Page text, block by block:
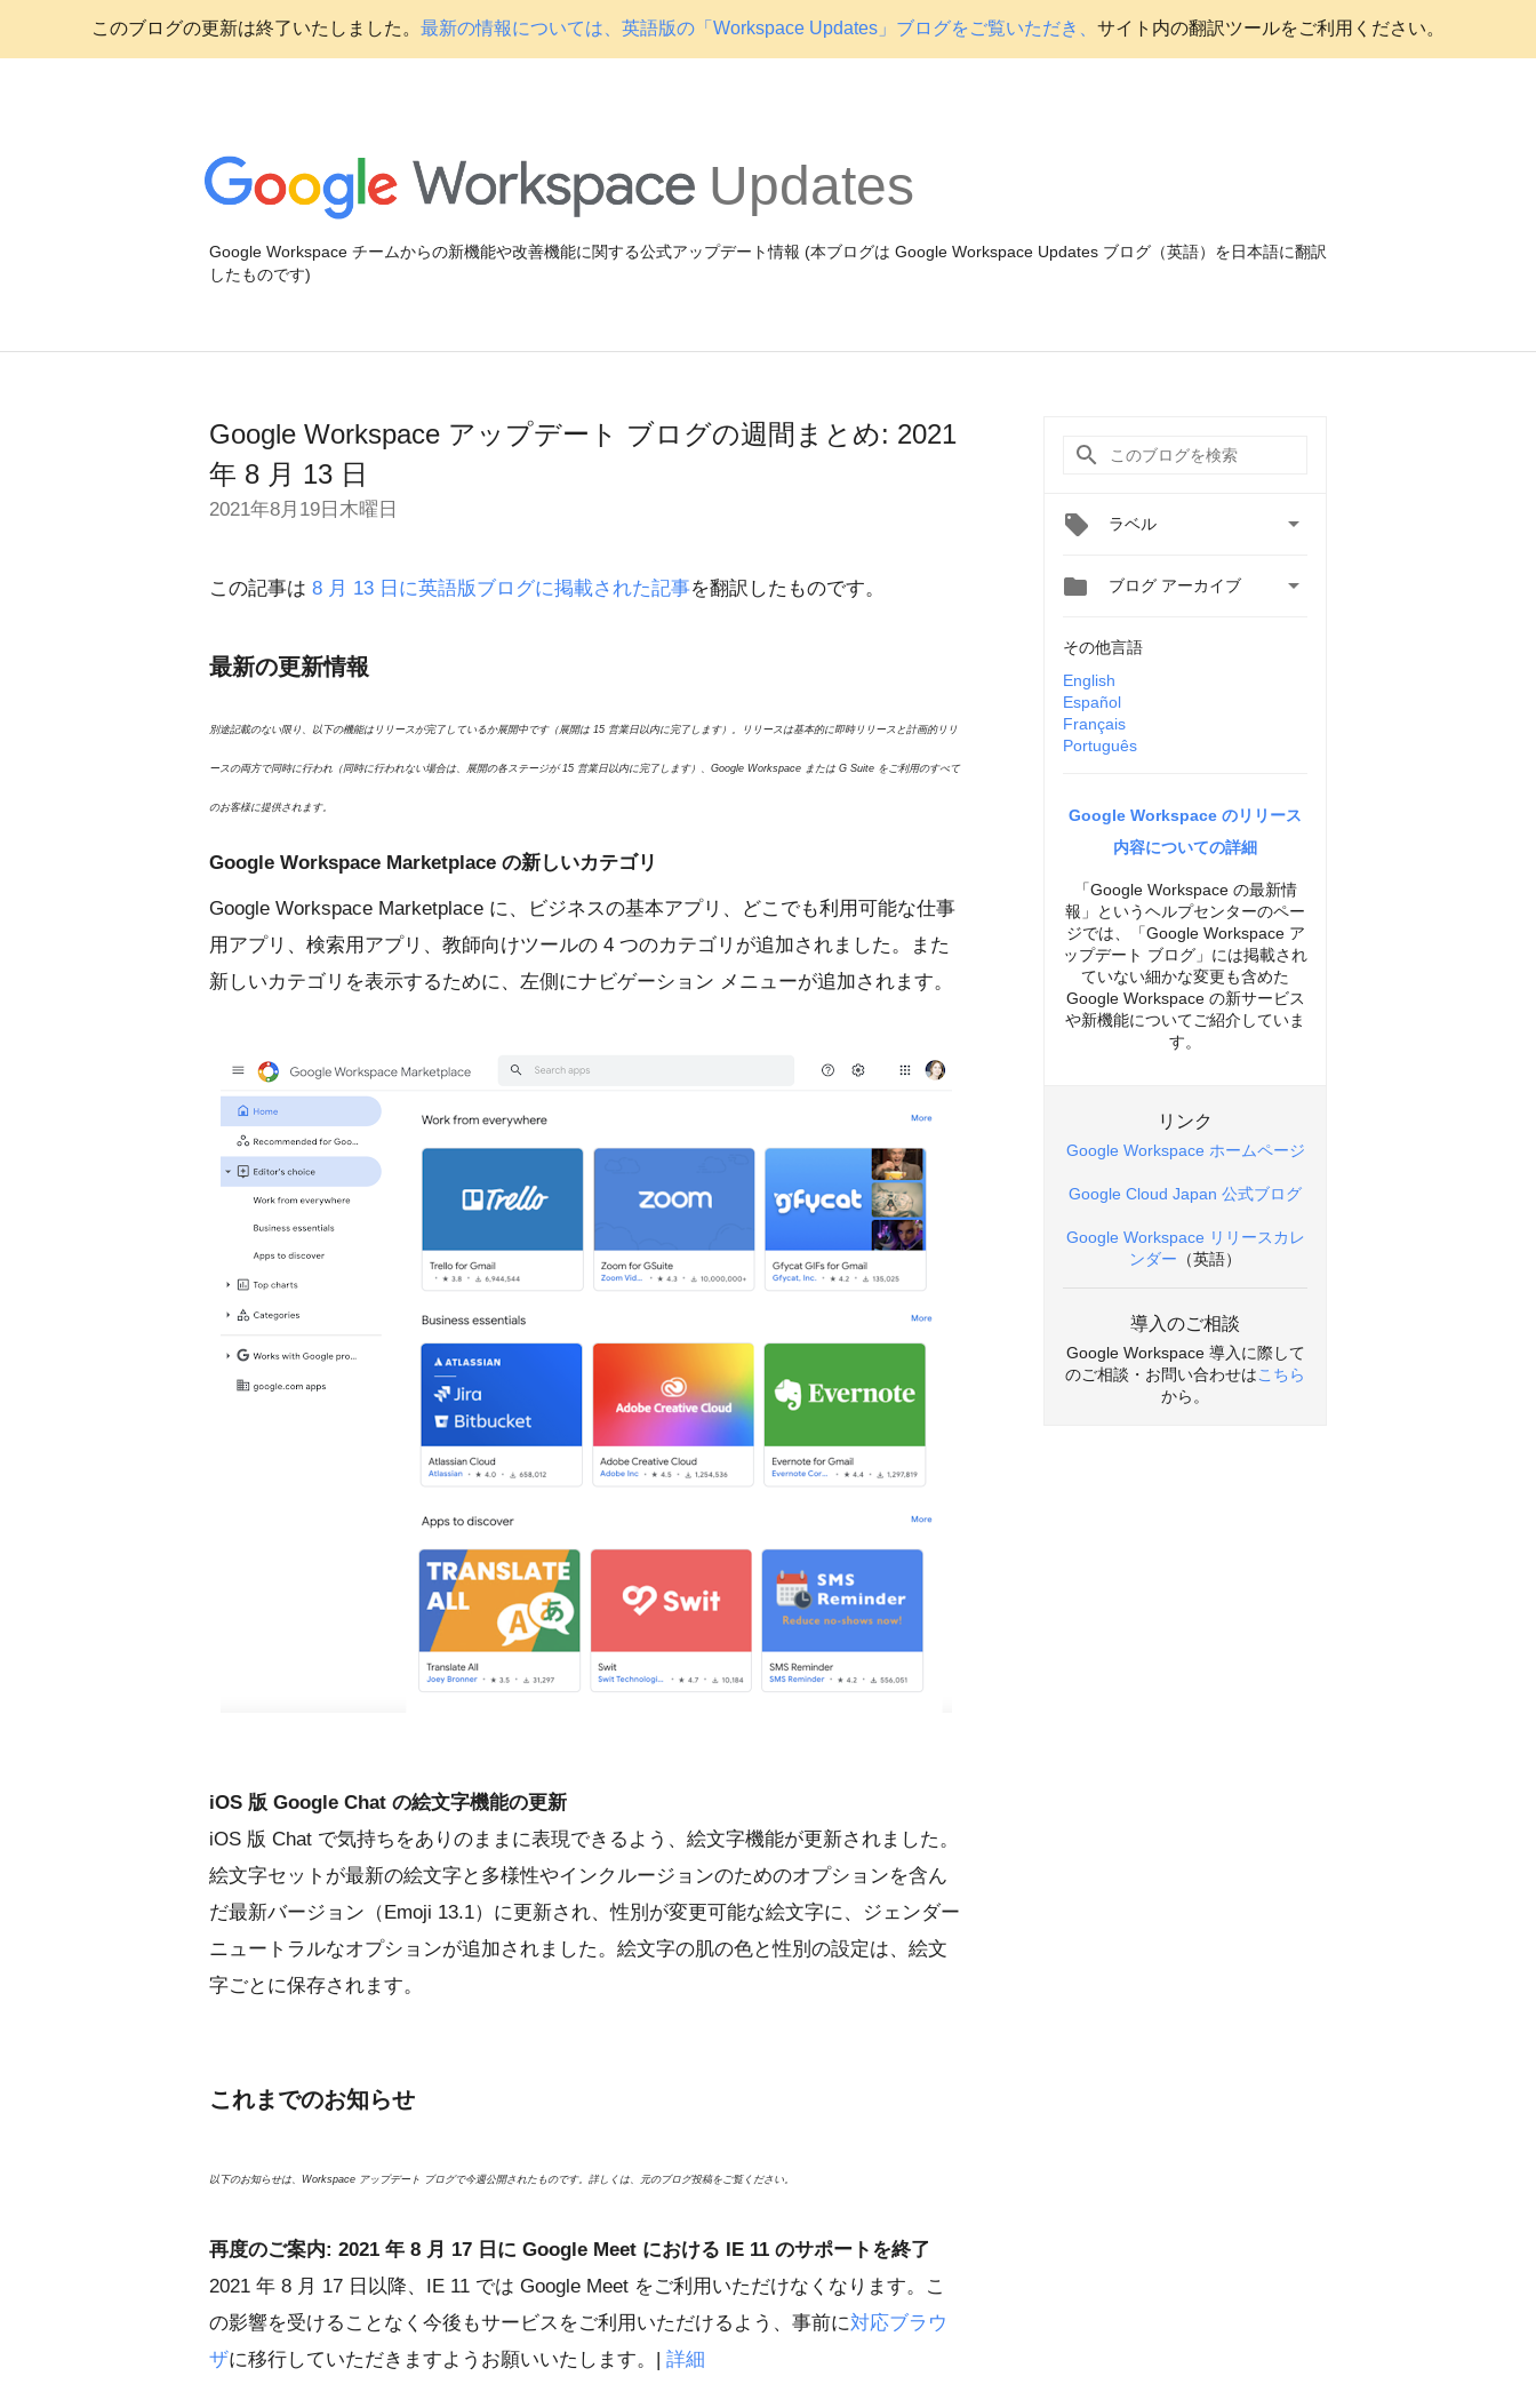
このブログの更新は終了いたしました。 最新の情報については、英語版の「Workspace Updates」ブログをご覧いただき、 サイト内の翻訳ツールをご利用ください。
Updates
Google Workspace チームからの新機能や改善機能に関する公式アップデート情報 (本ブログは Google Workspace Updates ブログ（英語）を日本語に翻訳
したものです)
Google Workspace アップデート ブログの週間まとめ: 2021
年 8 月 13 日
2021年8月19日木曜日
この記事は 8 月 13 日に英語版ブログに掲載された記事を翻訳したものです。
最新の更新情報
別途記載のない限り、以下の機能はリリースが完了しているか展開中です（展開は 15 営業日以内に完了します）。リリースは基本的に即時リリースと計画的リリ
ースの両方で同時に行われ（同時に行われない場合は、展開の各ステージが 15 営業日以内に完了します）、Google Workspace または G Suite をご利用のすべて
のお客様に提供されます。
Google Workspace Marketplace の新しいカテゴリ
Google Workspace Marketplace に、ビジネスの基本アプリ、どこでも利用可能な仕事
用アプリ、検索用アプリ、教師向けツールの 4 つのカテゴリが追加されました。また
新しいカテゴリを表示するために、左側にナビゲーション メニューが追加されます。
iOS 版 Google Chat の絵文字機能の更新
iOS 版 Chat で気持ちをありのままに表現できるよう、絵文字機能が更新されました。
絵文字セットが最新の絵文字と多様性やインクルージョンのためのオプションを含ん
だ最新バージョン（Emoji 13.1）に更新され、性別が変更可能な絵文字に、ジェンダー
ニュートラルなオプションが追加されました。絵文字の肌の色と性別の設定は、絵文
字ごとに保存されます。
これまでのお知らせ
以下のお知らせは、Workspace アップデート ブログで今週公開されたものです。詳しくは、元のブログ投稿をご覧ください。
再度のご案内: 2021 年 8 月 17 日に Google Meet における IE 11 のサポートを終了
2021 年 8 月 17 日以降、IE 11 では Google Meet をご利用いただけなくなります。こ
の影響を受けることなく今後もサービスをご利用いただけるよう、事前に対応ブラウ
ザに移行していただきますようお願いいたします。| 詳細
ラベル 
 ブログ アーカイブ 
その他言語
English
Español
Français
Português
Google Workspace のリリース
内容についての詳細
「Google Workspace の最新情
報」というヘルプセンターのペー
ジでは、「Google Workspace ア
ップデート ブログ」には掲載され
ていない細かな変更も含めた
Google Workspace の新サービス
や新機能についてご紹介していま
す。
リンク
Google Workspace ホームページ
Google Cloud Japan 公式ブログ
Google Workspace リリースカレ
ンダー （英語）
導入のご相談
Google Workspace 導入に際して
のご相談・お問い合わせはこちら
から。